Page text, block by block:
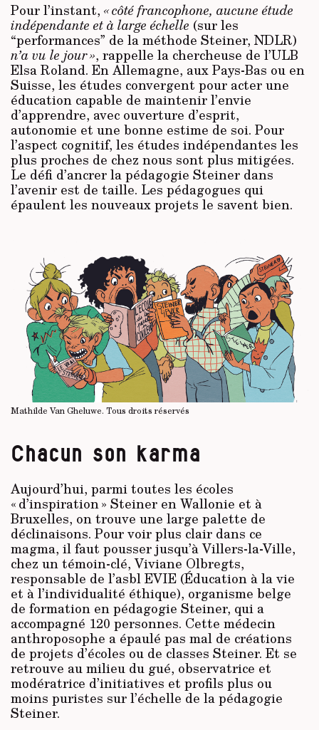
Pour l’instant, « côté francophone, aucune étude
indépendante et à large échelle (sur les
“performances” de la méthode Steiner, NDLR)
n’a vu le jour », rappelle la chercheuse de l’ULB
Elsa Roland. En Allemagne, aux Pays-Bas ou en
Suisse, les études convergent pour acter une
éducation capable de maintenir l’envie
d’apprendre, avec ouverture d’esprit,
autonomie et une bonne estime de soi. Pour
l’aspect cognitif, les études indépendantes les
plus proches de chez nous sont plus mitigées.
Le défi d’ancrer la pédagogie Steiner dans
l’avenir est de taille. Les pédagogues qui
épaulent les nouveaux projets le savent bien.
Mathilde Van Gheluwe. Tous droits réservés
Chacun son karma
Aujourd’hui, parmi toutes les écoles
« d’inspiration » Steiner en Wallonie et à
Bruxelles, on trouve une large palette de
déclinaisons. Pour voir plus clair dans ce
magma, il faut pousser jusqu’à Villers-la-Ville,
chez un témoin-clé, Viviane Olbregts,
responsable de l’asbl EVIE (Éducation à la vie
et à l’individualité éthique), organisme belge
de formation en pédagogie Steiner, qui a
accompagné 120 personnes. Cette médecin
anthroposophe a épaulé pas mal de créations
de projets d’écoles ou de classes Steiner. Et se
retrouve au milieu du gué, observatrice et
modératrice d’initiatives et profils plus ou
moins puristes sur l’échelle de la pédagogie
Steiner.